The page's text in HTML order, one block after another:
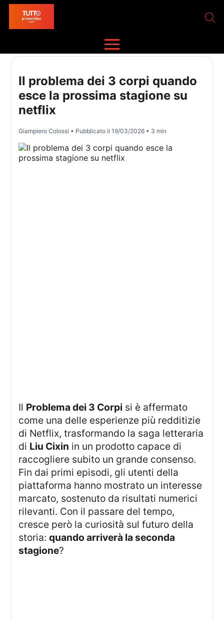
Il problema dei 3 corpi quando
esce la prossima stagione su
netflix
Giampiero Colossi • Pubblicato il19/03/2026 • 3 min
Il Problema dei 3 Corpi si è affermato
come una delle esperienze più redditizie
di Netflix, trasformando la saga letteraria
di Liu Cixin in un prodotto capace di
raccogliere subito un grande consenso.
Fin dai primi episodi, gli utenti della
piattaforma hanno mostrato un interesse
marcato, sostenuto da risultati numerici
rilevanti. Con il passare del tempo,
cresce però la curiosità sul futuro della
storia:quando arriverà la seconda
stagione?